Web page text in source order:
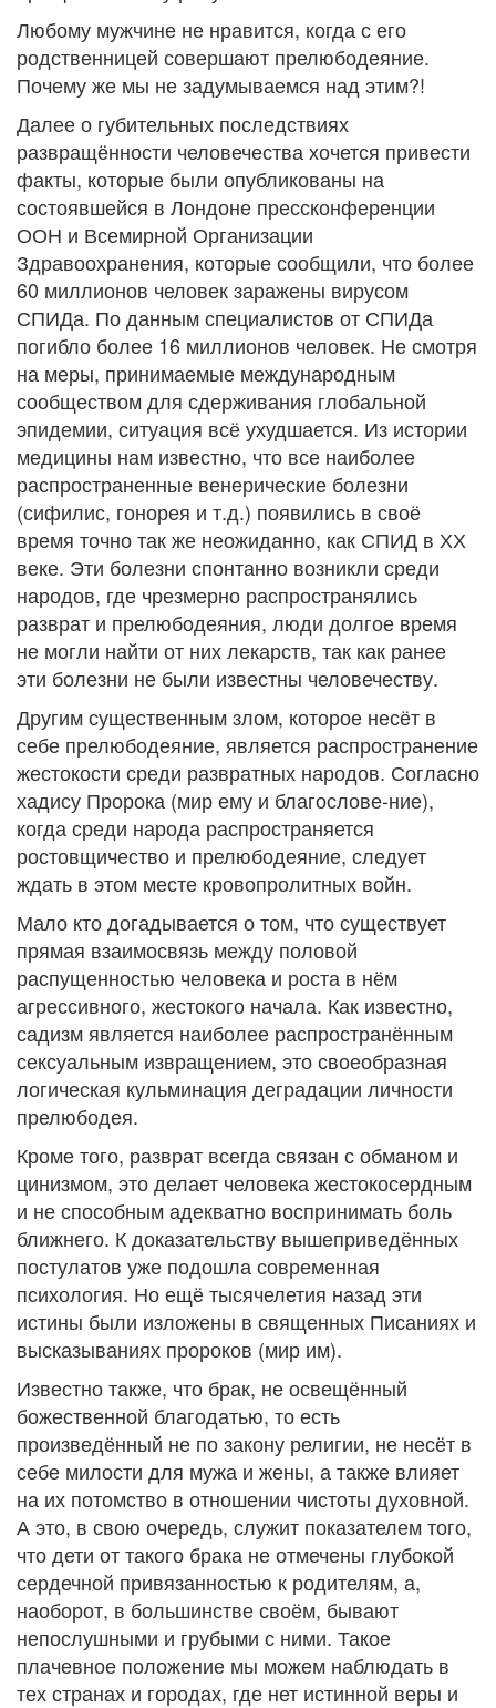
Любому мужчине не нравится, когда с его
родственницей совершают прелюбодеяние.
Почему же мы не задумываемся над этим?!
Далее о губительных последствиях
развращённости человечества хочется привести
факты, которые были опубликованы на
состоявшейся в Лондоне прессконференции
ООН и Всемирной Организации
Здравоохранения, которые сообщили, что более
60 миллионов человек заражены вирусом
СПИДа. По данным специалистов от СПИДа
погибло более 16 миллионов человек. Не смотря
на меры, принимаемые международным
сообществом для сдерживания глобальной
эпидемии, ситуация всё ухудшается. Из истории
медицины нам известно, что все наиболее
распространенные венерические болезни
(сифилис, гонорея и т.д.) появились в своё
время точно так же неожиданно, как СПИД в ХХ
веке. Эти болезни спонтанно возникли среди
народов, где чрезмерно распространялись
разврат и прелюбодеяния, люди долгое время
не могли найти от них лекарств, так как ранее
эти болезни не были известны человечеству.
Другим существенным злом, которое несёт в
себе прелюбодеяние, является распространение
жестокости среди развратных народов. Согласно
хадису Пророка (мир ему и благослове-ние),
когда среди народа распространяется
ростовщичество и прелюбодеяние, следует
ждать в этом месте кровопролитных войн.
Мало кто догадывается о том, что существует
прямая взаимосвязь между половой
распущенностью человека и роста в нём
агрессивного, жестокого начала. Как известно,
садизм является наиболее распространённым
сексуальным извращением, это своеобразная
логическая кульминация деградации личности
прелюбодея.
Кроме того, разврат всегда связан с обманом и
цинизмом, это делает человека жестокосердным
и не способным адекватно воспринимать боль
ближнего. К доказательству вышеприведённых
постулатов уже подошла современная
психология. Но ещё тысячелетия назад эти
истины были изложены в священных Писаниях и
высказываниях пророков (мир им).
Известно также, что брак, не освещённый
божественной благодатью, то есть
произведённый не по закону религии, не несёт в
себе милости для мужа и жены, а также влияет
на их потомство в отношении чистоты духовной.
А это, в свою очередь, служит показателем того,
что дети от такого брака не отмечены глубокой
сердечной привязанностью к родителям, а,
наоборот, в большинстве своём, бывают
непослушными и грубыми с ними. Такое
плачевное положение мы можем наблюдать в
тех странах и городах, где нет истинной веры и